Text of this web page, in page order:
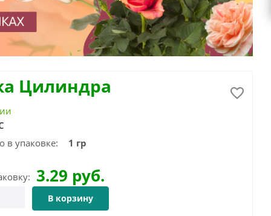
Цилиндра
в упаковке:
1 гр
3.29 руб.
В корзину